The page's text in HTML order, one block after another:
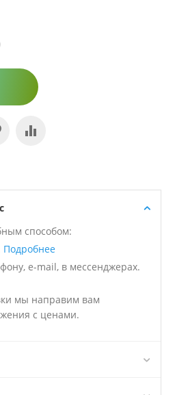
способом:
Подробнее
e-mail, в мессенджерах.
мы направим вам
с ценами.